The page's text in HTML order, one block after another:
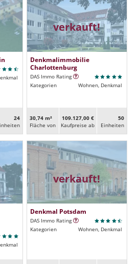
24
verkauft!
Denkmalimmobilie
Charlottenburg
DAS Immo Rating
Kategorien
Wohnen, Denkmal
30,74 m²
Fläche von
109.127,00 €
Kaufpreise ab
50
Ein­heiten
verkauft!
Denkmal Potsdam
DAS Immo Rating
Kategorien
Wohnen, Denkmal